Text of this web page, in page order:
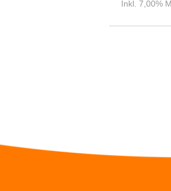
Inkl. 7,00%